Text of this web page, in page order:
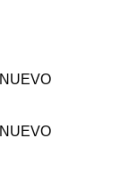
NUEVO
NUEVO